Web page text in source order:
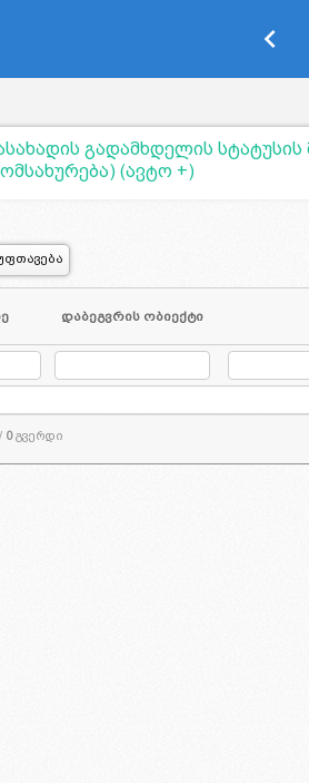
keyboard_arrow_left
გადამხდელის სტატუსის
(ავტო +)
დაბეგვრის ობიექტი
0გვერდი